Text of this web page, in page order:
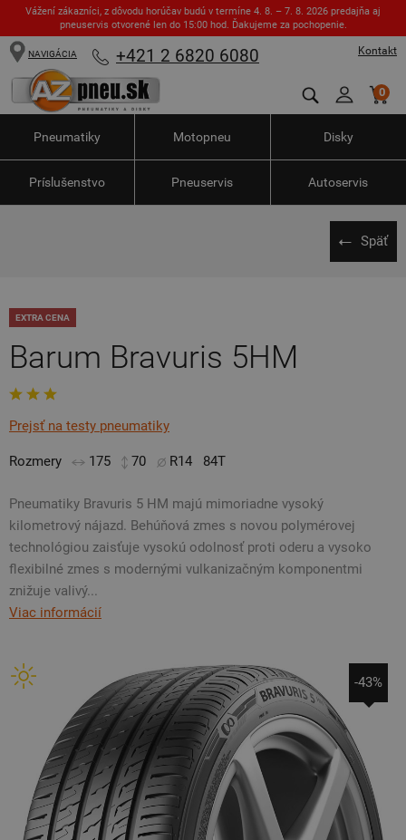
Vážení zákazníci, z dôvodu horúčav budú v termíne 4. 8. – 7. 8. 2026 predajňa aj
pneuservis otvorené len do 15:00 hod. Ďakujeme za pochopenie.
Kontakt
NAVIGÁCIA +421 2 6820 6080
0
Pneumatiky Motopneu Disky
Príslušenstvo Pneuservis Autoservis
Späť
EXTRA CENA
Barum Bravuris 5HM
Prejsť na testy pneumatiky
Rozmery 175 70 R14 84T
Pneumatiky Bravuris 5 HM majú mimoriadne vysoký
kilometrový nájazd. Behúňová zmes s novou polymérovej
technológiou zaisťuje vysokú odolnosť proti oderu a vysoko
flexibilné zmes s modernými vulkanizačným komponentmi
znižuje valivý...
Viac informácií
-43%